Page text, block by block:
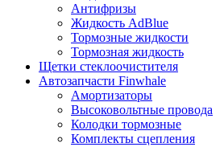
Антифризы
Жидкость AdBlue
Тормозные жидкости
Тормозная жидкость
Щетки стеклоочистителя
Автозапчасти Finwhale
Амортизаторы
Высоковольтные провода
Колодки тормозные
Комплекты сцепления